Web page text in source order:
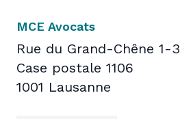
MCE Avocats
Rue du Grand-Chêne 1-3
Case postale 1106
1001 Lausanne